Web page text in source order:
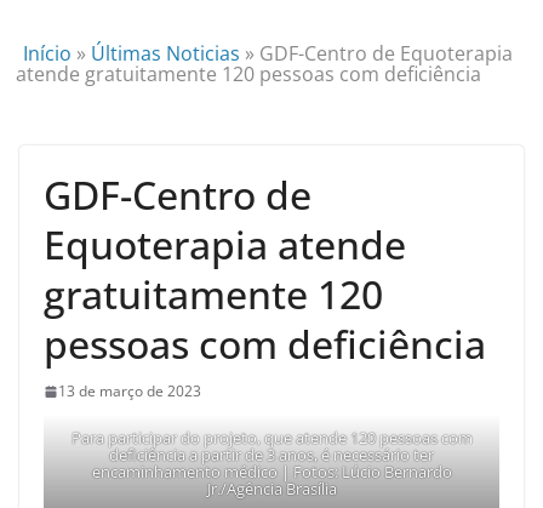
Início » Últimas Noticias » GDF-Centro de Equoterapia
atende gratuitamente 120 pessoas com deficiência
GDF-Centro de
Equoterapia atende
gratuitamente 120
pessoas com deficiência
13 de março de 2023
Para participar do projeto, que atende 120 pessoas com
deficiência a partir de 3 anos, é necessário ter
encaminhamento médico | Fotos: Lúcio Bernardo
Jr./Agência Brasília